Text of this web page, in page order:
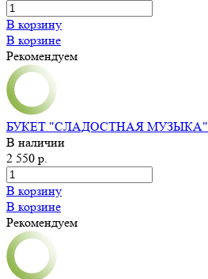
В корзину
В корзине
Рекомендуем
БУКЕТ "СЛАДОСТНАЯ МУЗЫКА"
В наличии
2 550 р.
В корзину
В корзине
Рекомендуем